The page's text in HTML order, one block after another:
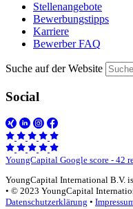
Stellenangebote
Bewerbungstipps
Karriere
Bewerber FAQ
Suche auf der Website
Social
YoungCapital Google score - 42
YoungCapital International B.V.
• © 2023 YoungCapital
Datenschutzerklärung •